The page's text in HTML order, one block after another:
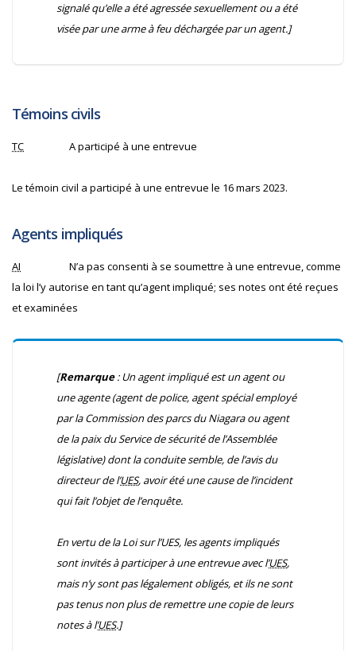
signalé qu’elle a été agressée sexuellement ou a été
visée par une arme à feu déchargée par un agent.]
Témoins civils
TC A participé à une entrevue
Le témoin civil a participé à une entrevue le 16 mars 2023.
Agents impliqués
AI
N’a pas consenti à se soumettre à une entrevue, comme
la loi l’y autorise en tant qu’agent impliqué; ses notes ont été reçues
et examinées
[Remarque: Un agent impliqué est un agent ou
une agente (agent de police, agent spécial employé
par la Commission des parcs du Niagara ou agent
de la paix du Service de sécurité de l’Assemblée
législative) dont la conduite semble, de l’avis du
directeur de l’UES, avoir été une cause de l’incident
qui fait l’objet de l’enquête.
En vertu de laLoi sur l’UES, les agents impliqués
sont invités à participer à une entrevue avec l’UES,
mais n’y sont pas légalement obligés, et ils ne sont
pas tenus non plus de remettre une copie de leurs
notes à l’UES.]